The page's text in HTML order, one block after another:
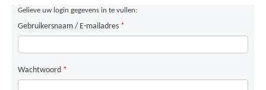
Gelieve uw login gegevens in te vullen:
Gebruikersnaam / E-mailadres *
Wachtwoord *